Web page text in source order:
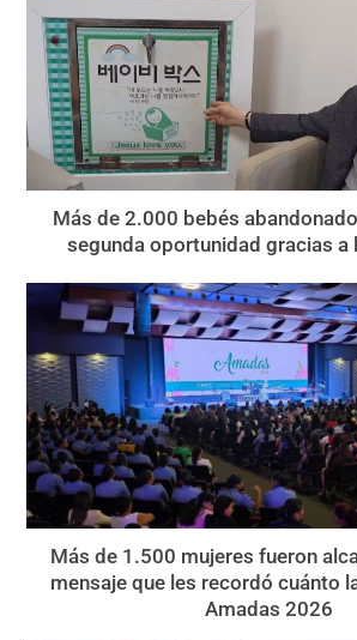
Más de 2.000 bebés
segunda oportunidad gracias a
Más de 1.500 mujeres fueron
mensaje que les recordó cuánto
Amadas 2026